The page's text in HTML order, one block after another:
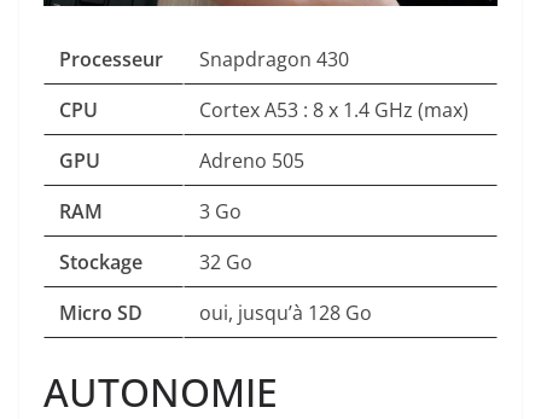
Processeur
Snapdragon 430
CPU
Cortex A53 : 8 x 1.4 GHz (max)
GPU
Adreno 505
RAM
3 Go
Stockage
32 Go
Micro SD
oui, jusqu’à 128 Go
AUTONOMIE